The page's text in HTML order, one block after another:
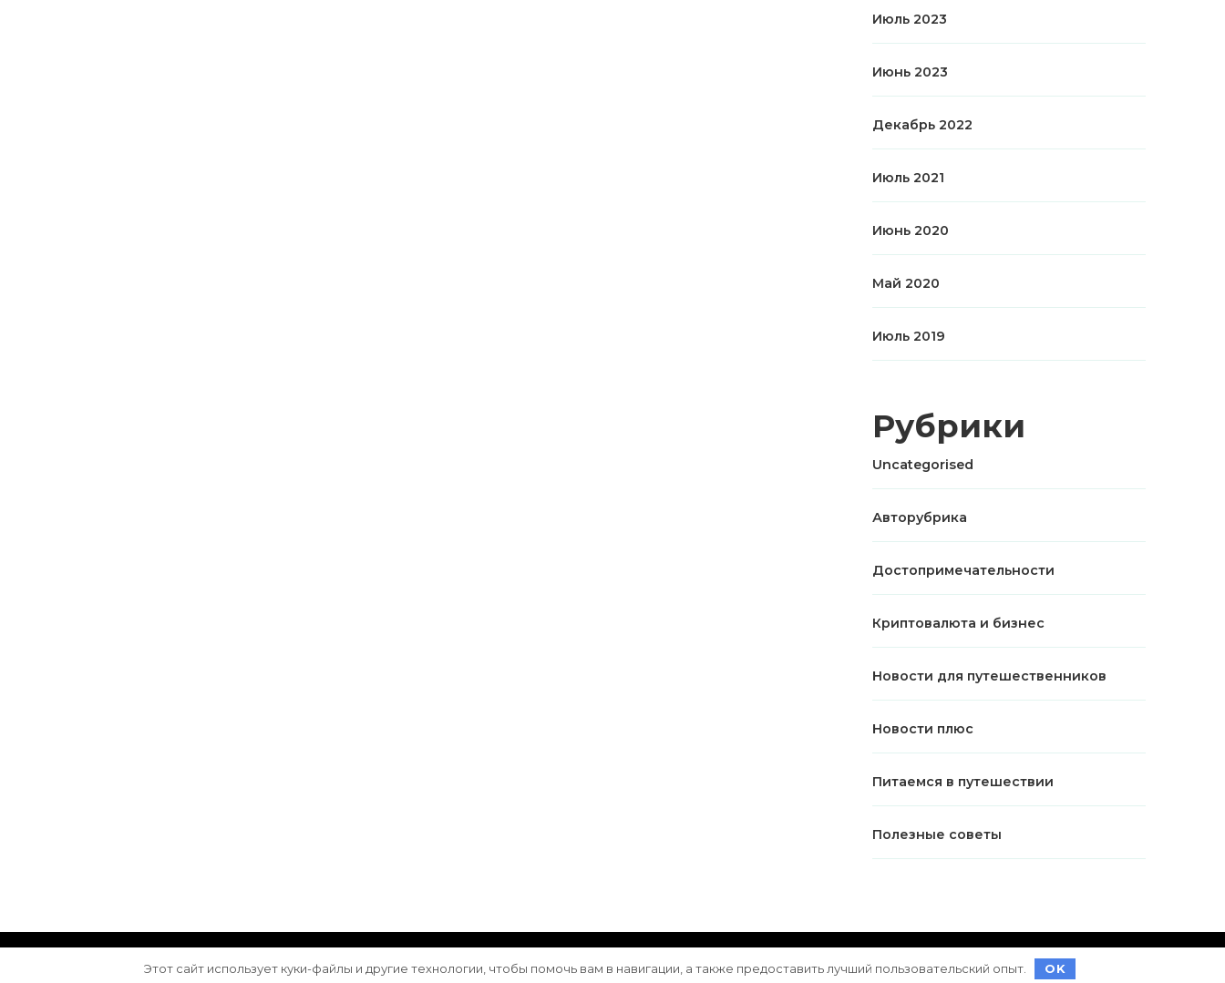
Июль 2023
Июнь 2023
Декабрь 2022
Июль 2021
Июнь 2020
Май 2020
Июль 2019
Рубрики
Uncategorised
Авторубрика
Достопримечательности
Криптовалюта и бизнес
Новости для путешественников
Новости плюс
Питаемся в путешествии
Полезные советы
© Авторское право 2026 . Все права защищены. Vilva | Разработана WordPress
Этот сайт использует куки-файлы и другие технологии, чтобы помочь вам в навигации, а также предоставить лучший пользовательский опыт. OK